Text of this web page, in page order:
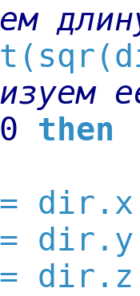
0
then